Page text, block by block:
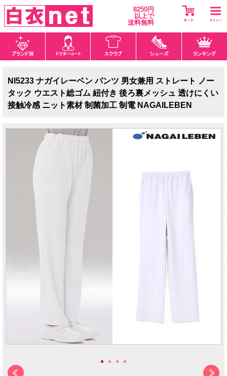
8250円
以上で
送料無料
NI5233 ナガイレーベン パンツ 男女兼用 ストレート ノー
タック ウエスト総ゴム 紐付き 後ろ裏メッシュ 透けにくい
接触冷感 ニット素材 制菌加工 制電 NAGAILEBEN